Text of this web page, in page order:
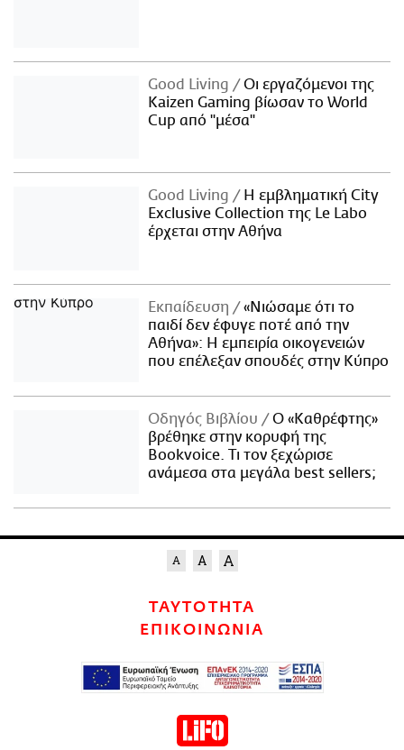
Good Living
Οι εργαζόμενοι της
Kaizen Gaming βίωσαν το World
Cup από "μέσα"
Good Living
Η εμβληματική City
Exclusive Collection της Le Labo
έρχεται στην Αθήνα
Εκπαίδευση
«Νιώσαμε ότι το
παιδί δεν έφυγε ποτέ από την
Αθήνα»: Η εμπειρία οικογενειών
που επέλεξαν σπουδές στην Κύπρο
Οδηγός Βιβλίου
Ο «Καθρέφτης»
βρέθηκε στην κορυφή της
Bookvoice. Τι τον ξεχώρισε
ανάμεσα στα μεγάλα best sellers;
ΤΑΥΤΟΤΗΤΑ
ΕΠΙΚΟΙΝΩΝΙΑ